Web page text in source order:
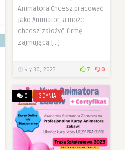
Animatora Chcesz pracować
jako Animator, a może
chcesz założyć firmę
zajmującą […]
sty 30, 2023 7 0
0 GDYNIA